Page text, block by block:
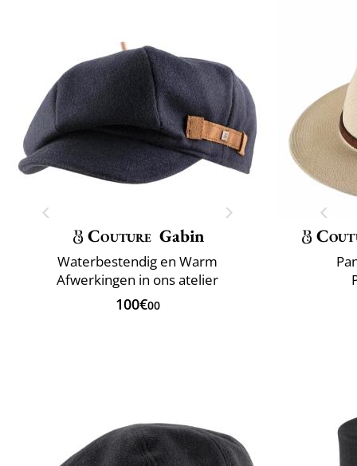
Couture Gabin
Waterbestendig en Warm
Afwerkingen in ons atelier
100€00